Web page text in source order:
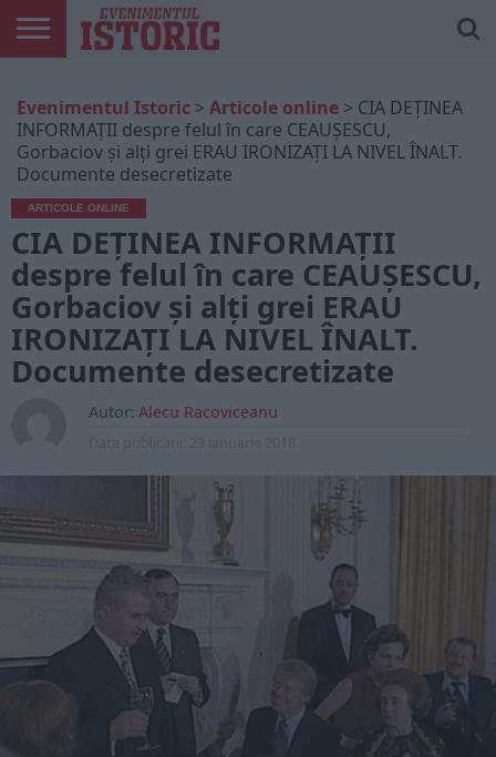
ONLINE
EDIȚII
TIPĂRITE
ISTORIC
PLAY
CONTUL
MEU
Evenimentul Istoric > Articole online > CIA DEŢINEA
INFORMAŢII despre felul în care CEAUŞESCU,
Gorbaciov şi alţi grei ERAU IRONIZAŢI LA NIVEL ÎNALT.
Documente desecretizate
ARTICOLE ONLINE
CIA DEŢINEA INFORMAŢII
despre felul în care CEAUŞESCU,
Gorbaciov şi alţi grei ERAU
IRONIZAŢI LA NIVEL ÎNALT.
Documente desecretizate
Autor: Alecu Racoviceanu